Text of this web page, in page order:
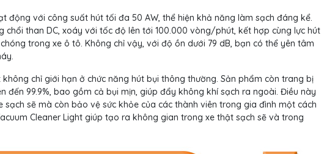
động với công suất hút tối đa 50 AW, thể hiện khả năng làm sạch đáng kể.
chổi than DC, xoáy với tốc độ lên tới 100.000 vòng/phút, kết hợp cùng lực hút
trong xe ô tô. Không chỉ vậy, với độ ồn dưới 79 dB, bạn có thể yên tâm
không chỉ giới hạn ở chức năng hút bụi thông thường. Sản phẩm còn trang bị
đến 99.9%, bao gồm cả bụi mịn, giúp đẩy không khí sạch ra ngoài. Điều này
sẽ mà còn bảo vệ sức khỏe của các thành viên trong gia đình một cách
Cleaner Light giúp tạo ra không gian trong xe thật sạch sẽ và trong